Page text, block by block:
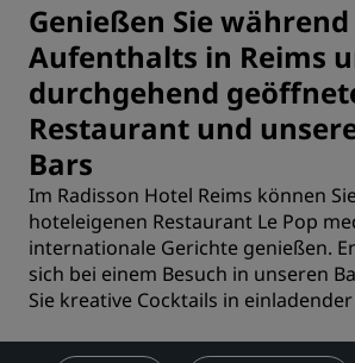
Genießen Sie
Aufenthalts in Reims
durchgehend
Restaurant und
Bars
Im Radisson Hotel Reims können
hoteleigenen Restaurant Le Pop
internationale Gerichte genießen.
sich bei einem Besuch in unseren
Sie kreative Cocktails in